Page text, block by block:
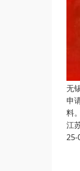
无
申
料
江
25-